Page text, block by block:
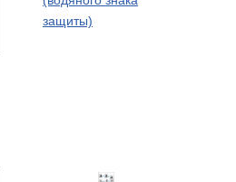
защиты)